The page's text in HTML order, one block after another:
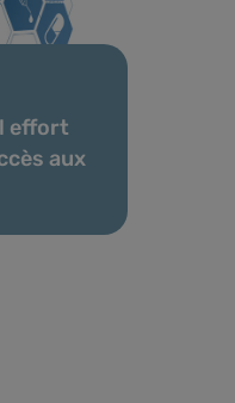
effort
aux